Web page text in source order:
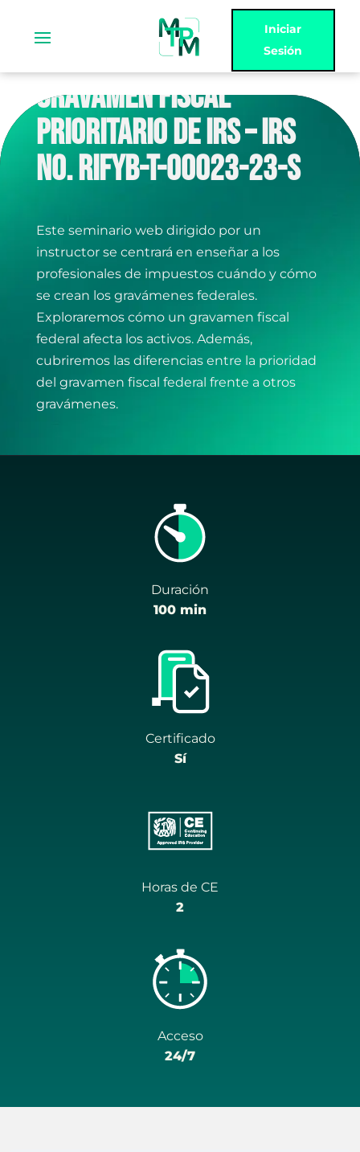
Iniciar
Sesión
GRAVAMEN FISCAL
PRIORITARIO DE IRS – IRS
NO. RIFYB-T-00023-23-S
Este seminario web dirigido por un
instructor se centrará en enseñar a los
profesionales de impuestos cuándo y cómo
se crean los gravámenes federales.
Exploraremos cómo un gravamen fiscal
federal afecta los activos. Además,
cubriremos las diferencias entre la prioridad
del gravamen fiscal federal frente a otros
gravámenes.
Duración
100 min
Certificado
Sí
Horas de CE
2
Acceso
24/7